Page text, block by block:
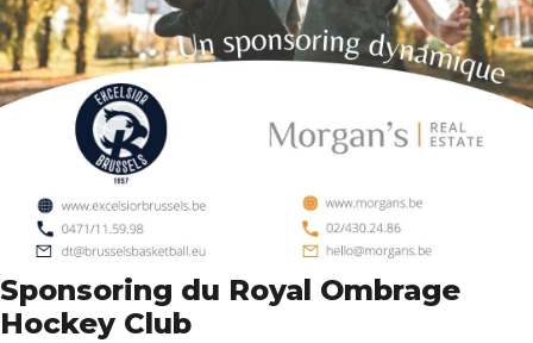
Sponsoring du Royal Ombrage
Hockey Club